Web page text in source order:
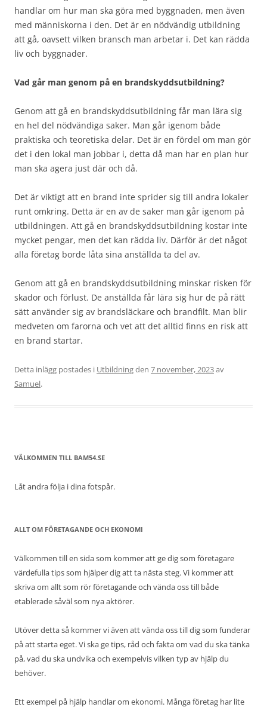
handlar om hur man ska göra med byggnaden, men även
med människorna i den. Det är en nödvändig utbildning
att gå, oavsett vilken bransch man arbetar i. Det kan rädda
liv och byggnader.
Vad går man genom på en brandskyddsutbildning?
Genom att gå en brandskyddsutbildning får man lära sig
en hel del nödvändiga saker. Man går igenom både
praktiska och teoretiska delar. Det är en fördel om man gör
det i den lokal man jobbar i, detta då man har en plan hur
man ska agera just där och då.
Det är viktigt att en brand inte sprider sig till andra lokaler
runt omkring. Detta är en av de saker man går igenom på
utbildningen. Att gå en brandskyddsutbildning kostar inte
mycket pengar, men det kan rädda liv. Därför är det något
alla företag borde låta sina anställda ta del av.
Genom att gå en brandskyddsutbildning minskar risken för
skador och förlust. De anställda får lära sig hur de på rätt
sätt använder sig av brandsläckare och brandfilt. Man blir
medveten om farorna och vet att det alltid finns en risk att
en brand startar.
Detta inlägg postades i Utbildningden 7 november, 2023av
Samuel.
VÄLKOMMEN TILL BAM54.SE
Låt andra följa i dina fotspår.
ALLT OM FÖRETAGANDE OCH EKONOMI
Välkommen till en sida som kommer att ge dig som företagare
värdefulla tips som hjälper dig att ta nästa steg. Vi kommer att
skriva om allt som rör företagande och vända oss till både
etablerade såväl som nya aktörer.
Utöver detta så kommer vi även att vända oss till dig som funderar
på att starta eget. Vi ska ge tips, råd och fakta om vad du ska tänka
på, vad du ska undvika och exempelvis vilken typ av hjälp du
behöver.
Ett exempel på hjälp handlar om ekonomi. Många företag har lite